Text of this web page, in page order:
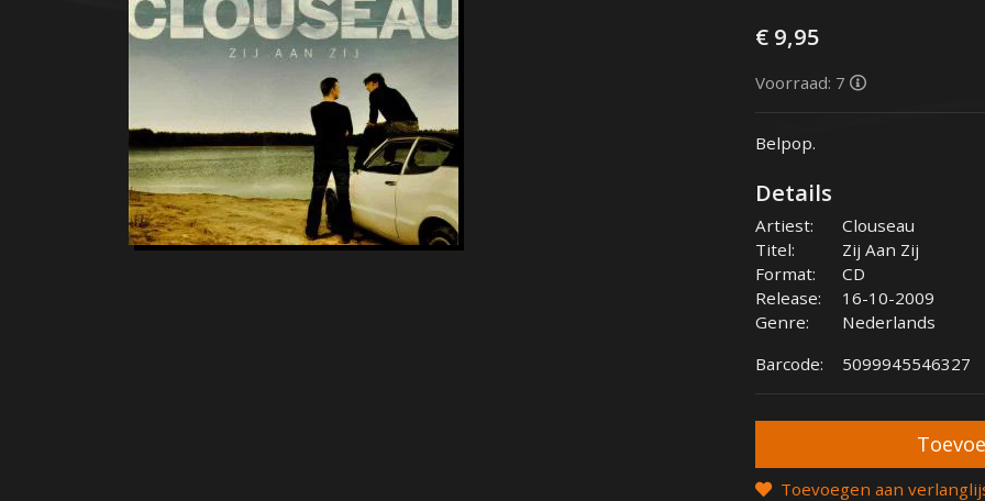
€ 9,95
Voorraad: 7
Belpop.
Details
Artiest:
Clouseau
Titel:
Zij Aan Zij
Format:
CD
Release:
16-10-2009
Genre:
Nederlands
Barcode:
5099945546327
Toevoegen aan